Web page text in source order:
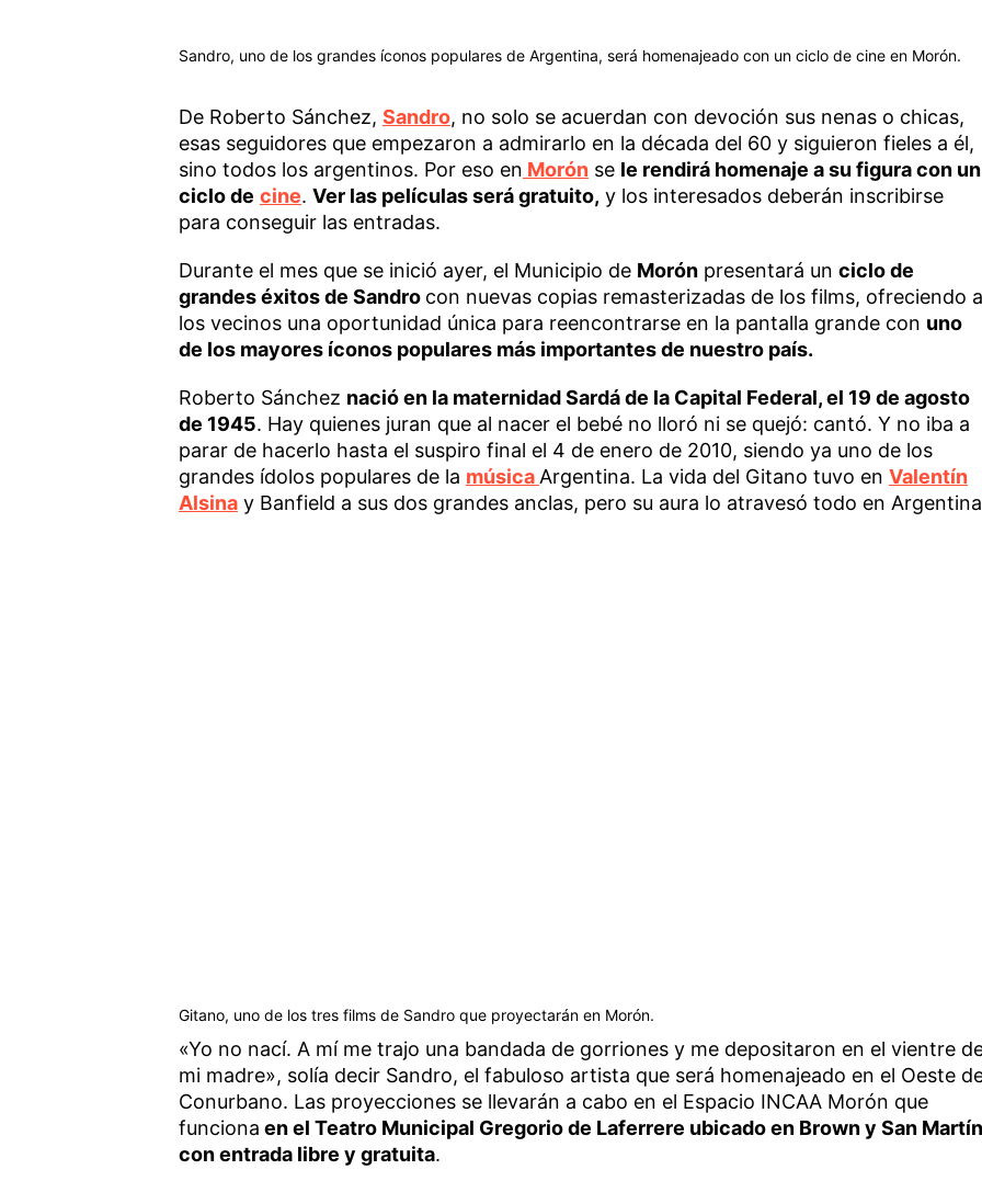
Sandro, uno de los grandes íconos populares de Argentina, será homenajeado con un ciclo de cine en Morón.
De Roberto Sánchez, Sandro, no solo se acuerdan con devoción sus nenas o chicas,
esas seguidores que empezaron a admirarlo en la década del 60 y siguieron fieles a él,
sino todos los argentinos. Por eso en Morónse le rendirá homenaje a su figura con un
ciclo de cine. Ver las películas será gratuito, y los interesados deberán inscribirse
para conseguir las entradas.
Durante el mes que se inició ayer, el Municipio de Morónpresentará un ciclo de
grandes éxitos de Sandro con nuevas copias remasterizadas de los films, ofreciendo a
los vecinos una oportunidad única para reencontrarse en la pantalla grande con uno
de los mayores íconos populares más importantes de nuestro país.
Roberto Sánchez nació en la maternidad Sardá de la Capital Federal, el 19 de agosto
de 1945. Hay quienes juran que al nacer el bebé no lloró ni se quejó: cantó. Y no iba a
parar de hacerlo hasta el suspiro final el 4 de enero de 2010, siendo ya uno de los
grandes ídolos populares de la música Argentina. La vida del Gitano tuvo en Valentín
Alsinay Banfield a sus dos grandes anclas, pero su aura lo atravesó todo en
Gitano, uno de los tres films de Sandro que proyectarán en Morón.
«Yo no nací. A mí me trajo una bandada de gorriones y me depositaron en el vientre
mi madre», solía decir Sandro, el fabuloso artista que será homenajeado en el Oeste
Conurbano. Las proyecciones se llevarán a cabo en el Espacio INCAA Morón que
funciona en el Teatro Municipal Gregorio de Laferrere ubicado en Brown y San Martín
con entrada libre y gratuita.